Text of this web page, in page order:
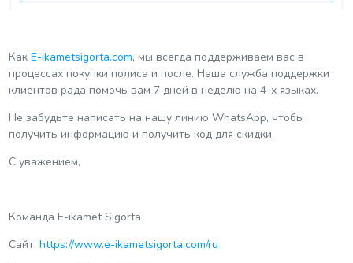
Как E-ikametsigorta.com, мы всегда поддерживаем вас в
процессах покупки полиса и после. Наша служба поддержки
клиентов рада помочь вам 7 дней в неделю на 4-х языках.
Не забудьте написать на нашу линию WhatsApp, чтобы
получить информацию и получить код для скидки.
С уважением,
Команда E-ikamet Sigorta
Сайт: https://www.e-ikametsigorta.com/ru